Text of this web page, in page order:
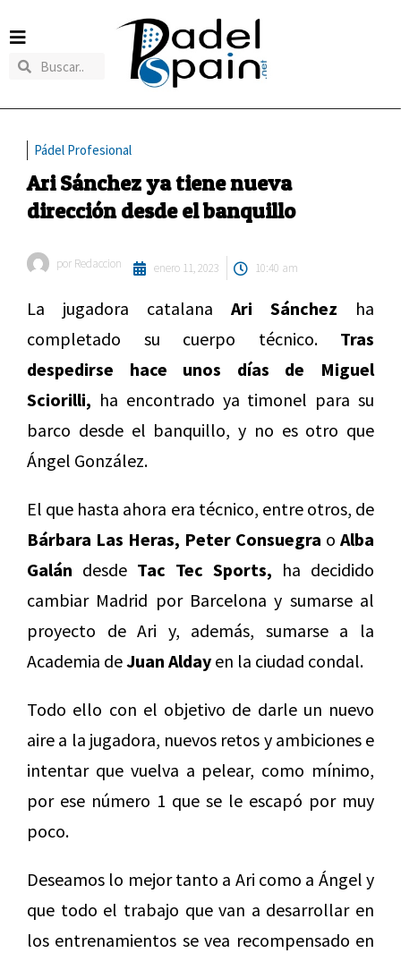
Pádel Profesional
Ari Sánchez ya tiene nueva
dirección desde el banquillo
por Redaccion enero 11, 2023 10:40 am
La jugadora catalana Ari Sánchez ha
completado su cuerpo técnico. Tras
despedirse hace unos días de Miguel
Sciorilli, ha encontrado ya timonel para su
barco desde el banquillo, y no es otro que
Ángel González.
El que hasta ahora era técnico, entre otros, de
Bárbara Las Heras, Peter Consuegra o Alba
Galán desde Tac Tec Sports, ha decidido
cambiar Madrid por Barcelona y sumarse al
proyecto de Ari y, además, sumarse a la
Academia deJuan Alday en la ciudad condal.
Todo ello con el objetivo de darle un nuevo
aire a la jugadora, nuevos retos y ambiciones e
intentar que vuelva a pelear, como mínimo,
por ese número 1 que se le escapó por muy
poco.
Deseamos lo mejor tanto a Ari como a Ángel y
que todo el trabajo que van a desarrollar en
los entrenamientos se vea recompensado en